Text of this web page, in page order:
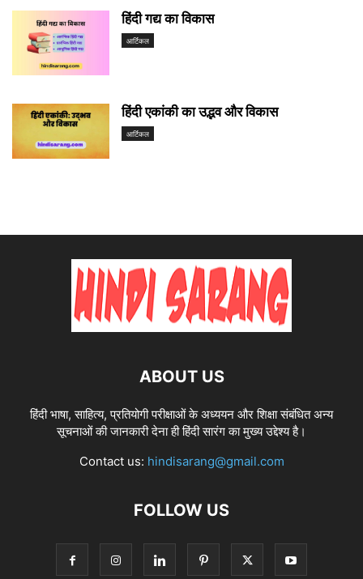
हिंदी गद्य का विकास
आर्टिकल
हिंदी एकांकी का उद्भव और विकास
आर्टिकल
ABOUT US
हिंदी भाषा, साहित्य, प्रतियोगी परीक्षाओं के अध्ययन और शिक्षा संबंधित अन्य
सूचनाओं की जानकारी देना ही हिंदी सारंग का मुख्य उद्देश्य है।
Contact us: hindisarang@gmail.com
FOLLOW US